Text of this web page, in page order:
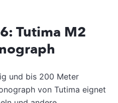
Tutima M2
und bis 200 Meter
von Tutima eignet